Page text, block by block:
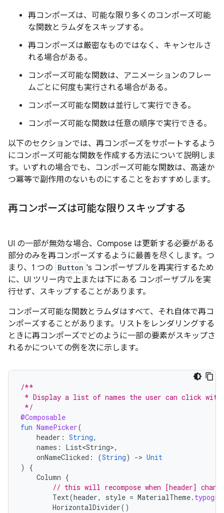
再コンポーズは、可能な限り多くのコンポーズ可能
な関数とラムダをスキップする。
再コンポーズは厳密なものではなく、キャンセルさ
れる場合がある。
コンポーズ可能な関数は、アニメーションのフレー
ムごとに何度も実行される場合がある。
コンポーズ可能な関数は並行して実行できる。
コンポーズ可能な関数は任意の順序で実行できる。
以下のセクションでは、再コンポーズをサポートするよう
にコンポーズ可能な関数を作成する方法について説明しま
す。いずれの場合でも、コンポーズ可能な関数は、高速か
つ冪等で副作用のないものにすることをおすすめします。
再コンポーズは可能な限りスキップする
UI の一部が無効な場合、Compose は更新する必要がある
部分のみを再コンポーズするように最善を尽くします。つ
まり、1 つの Button 's コンポーザブルを再実行するため
に、UI ツリー内で上または下にある コンポーザブルを実
行せず、スキップすることがあります。
コンポーズ可能な関数とラムダはすべて、それ自体で再コ
ンポーズすることがあります。リストをレンダリングする
ときに再コンポーズでどのように一部の要素がスキップさ
れるかについての例を次に示します。
/**
* Display a list of names the user can click with
*/
@Composable
fun NamePicker(
header : String,
names : List<String>,
onNameClicked : (String) -> Unit
)
{
Column {
// this will recompose when [header]
Text(header, style = MaterialTheme.
HorizontalDivider()